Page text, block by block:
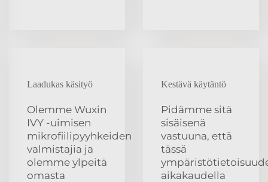
Laadukas käsityö
Olemme Wuxin
IVY -uimisen
mikrofiilipyyhkeiden
valmistajia ja
olemme ylpeitä
omasta
Kestävä käytäntö
Pidämme sitä
sisäisenä
vastuuna, että
tässä
aikakaudella